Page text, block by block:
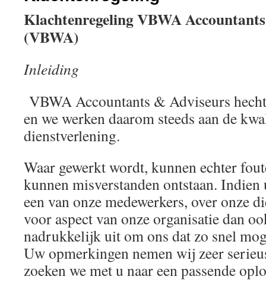
Klachtenregeling VBWA
(VBWA)
Inleiding
VBWA Accountants & Adviseurs
en we werken daarom steeds aan de
dienstverlening.
Waar gewerkt wordt, kunnen echter
kunnen misverstanden ontstaan.
een van onze medewerkers, over onze
voor aspect van onze organisatie dan
nadrukkelijk uit om ons dat zo snel
Uw opmerkingen nemen wij zeer
zoeken we met u naar een passende